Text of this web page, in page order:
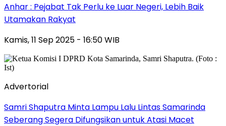
Anhar : Pejabat Tak Perlu ke Luar Negeri, Lebih Baik
Utamakan Rakyat
Kamis, 11 Sep 2025 - 16:50 WIB
Advertorial
Samri Shaputra Minta Lampu Lalu Lintas Samarinda
Seberang Segera Difungsikan untuk Atasi Macet